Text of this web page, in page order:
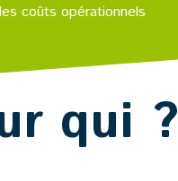
coûts opérationnels
qui ?